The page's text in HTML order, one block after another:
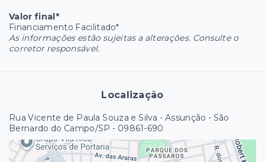
Valor final*
Financiamento Facilitado*
As informações estão sujeitas a alterações. Consulte o
corretor responsável.
Localização
Rua Vicente de Paula Souza e Silva - Assunção - São
Bernardo do Campo/SP - 09861-690